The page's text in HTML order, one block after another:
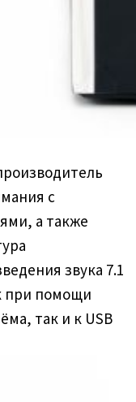
с
а также
звука 7.1
при помощи
так и к USB